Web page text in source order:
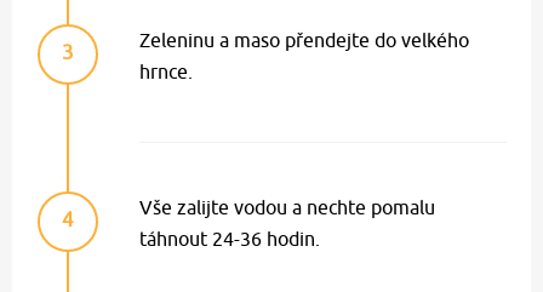
3
Zeleninu a maso přendejte do velkého
hrnce.
4
Vše zalijte vodou a nechte pomalu
táhnout 24-36 hodin.